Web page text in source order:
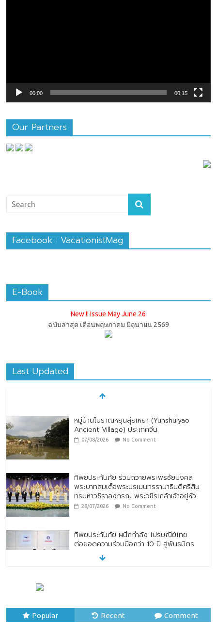
00:00 00:15
Our Partners
Facebook : VacationistMag
E-Book
New !! Issue May June 26
ฉบับล่าสุด เดือนพฤษภาคม มิถุนายน 2569
Last Updated
Ancient Village) ประเทศจีน
07/08/2026 No Comment
พระบาทสมเด็จพระปรเมนทรรามาธิบดีศรีสิน
ทรมหาวชิราลงกรณ พระวชิรเกล้าเจ้าอยู่หัว
28/07/2026 No Comment
ต่อยอดความร่วมมือกว่า 10 ปี สู่พันธมิตร
เชิงกลยุทธ์ ยกระดับบริการดิจิทัลและการเข้า
ถึงประกันภัยเพื่อประชาชน
Popular Recent Comment